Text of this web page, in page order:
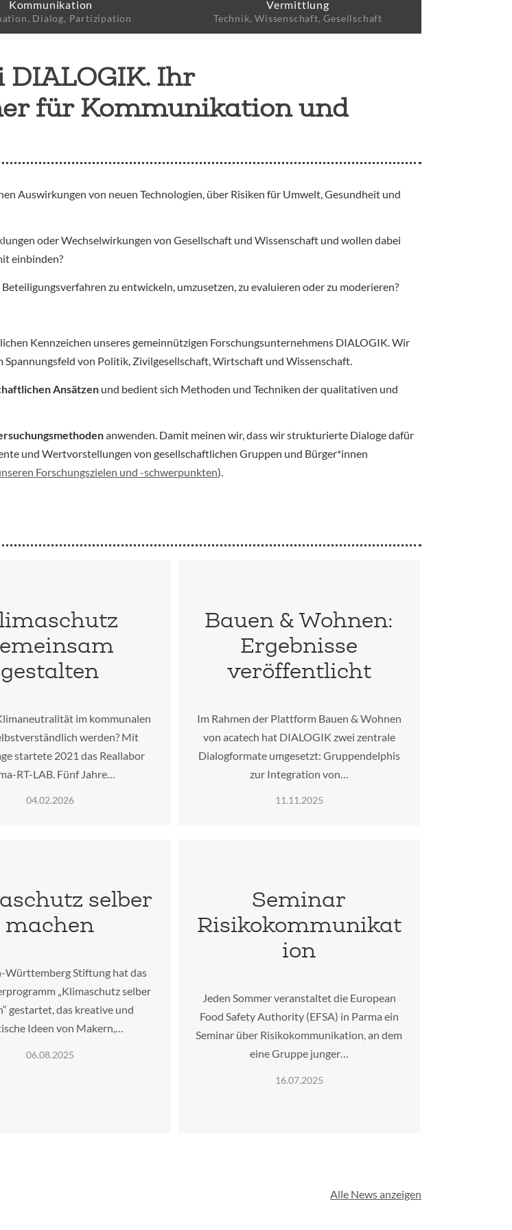
Kommunikation
Dialog, Partizipation
Vermittlung
Technik, Wissenschaft, Gesellschaft
Ihr
für Kommunikation und
Auswirkungen von neuen Technologien, über Risiken für Umwelt, Gesundheit und
oder Wechselwirkungen von Gesellschaft und Wissenschaft und wollen dabei
einbinden?
zu entwickeln, umzusetzen, zu evaluieren oder zu moderieren?
Kennzeichen unseres gemeinnützigen Forschungsunternehmens DIALOGIK. Wir
von Politik, Zivilgesellschaft, Wirtschaft und Wissenschaft.
Ansätzen und bedient sich Methoden und Techniken der qualitativen und
anwenden. Damit meinen wir, dass wir strukturierte Dialoge dafür
und Wertvorstellungen von gesellschaftlichen Gruppen und Bürger*innen
Forschungszielen und -schwerpunkten).
gestalten
im kommunalen
werden? Mit
startete 2021 das Reallabor
RT-LAB. Fünf Jahre…
04.02.2026
Bauen & Wohnen:
Ergebnisse
veröffentlicht
Im Rahmen der Plattform Bauen & Wohnen
von acatech hat DIALOGIK zwei zentrale
Dialogformate umgesetzt: Gruppendelphis
zur Integration von…
11.11.2025
selber
machen
Württemberg Stiftung hat das
„Klimaschutz selber
gestartet, das kreative und
Ideen von Makern,…
06.08.2025
Seminar
Risikokommunikat
ion
Jeden Sommer veranstaltet die European
Food Safety Authority (EFSA) in Parma ein
Seminar über Risikokommunikation, an dem
eine Gruppe junger…
16.07.2025
Alle News anzeigen